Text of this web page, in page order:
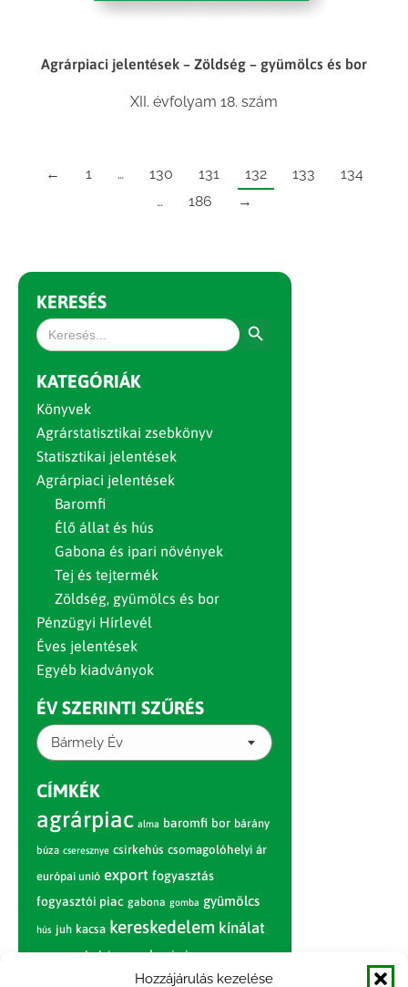
Hozzájárulás kezelése
Agrárpiaci jelentések – Zöldség – gyümölcs és bor
XII. évfolyam 18. szám
← 1 … 130 131 132 133
134
…
186 →
KERESÉS
Search
for:
KATEGÓRIÁK
Könyvek
Agrárstatisztikai zsebkönyv
Statisztikai jelentések
Agrárpiaci jelentések
Baromfi
Élő állat és hús
Gabona és ipari növények
Tej és tejtermék
Zöldség, gyümölcs és bor
Pénzügyi Hírlevél
Éves jelentések
Egyéb kiadványok
ÉV SZERINTI SZŰRÉS
Bármely Év
CÍMKÉK
agrárpiac alma baromfi bor bárány
búza cseresznye csirkehús csomagolóhelyi ár
európai unió export fogyasztás
fogyasztói piac gabona gomba gyümölcs
hús juh kacsa kereskedelem kínálat
körte marhahús nagybani piac narancs
nemzetközi árinformációk